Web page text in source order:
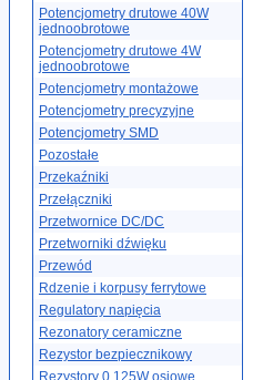
Potencjometry drutowe 40W
jednoobrotowe
Potencjometry drutowe 4W
jednoobrotowe
Potencjometry montażowe
Potencjometry precyzyjne
Potencjometry SMD
Pozostałe
Przekaźniki
Przełączniki
Przetwornice DC/DC
Przetworniki dźwięku
Przewód
Rdzenie i korpusy ferrytowe
Regulatory napięcia
Rezonatory ceramiczne
Rezystor bezpiecznikowy
Rezystory 0.125W osiowe